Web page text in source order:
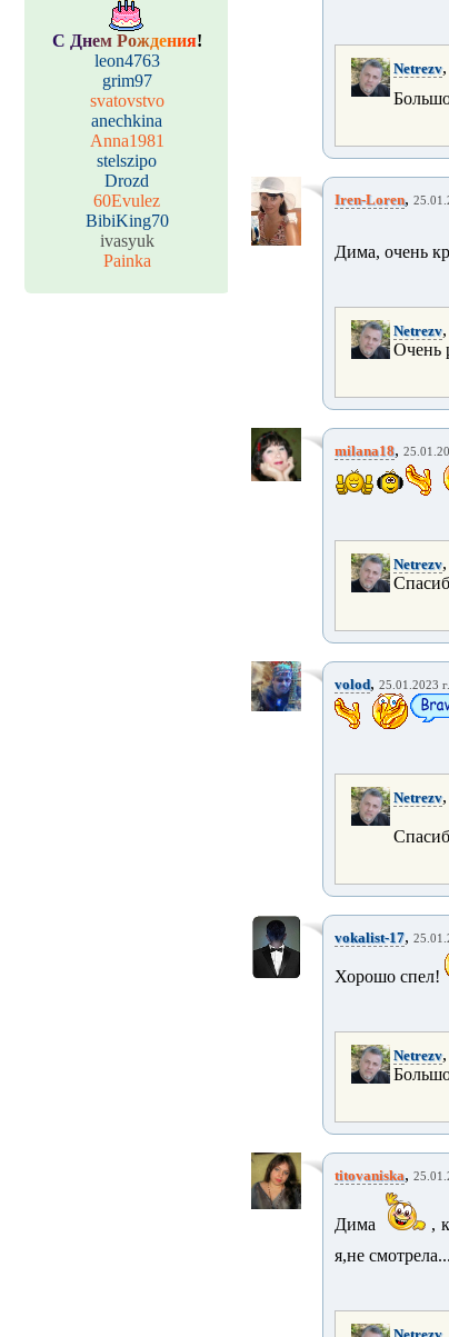
С Днем Рождения!
leon4763
grim97
svatovstvo
anechkina
Anna1981
stelszipo
Drozd
60Evulez
BibiKing70
ivasyuk
Painka
Netrezv,
Iren-Loren,
Дима, очень
Netrezv,
Очень
milana18,
Netrezv,
volod, 25.01.2023
Netrezv,
vokalist-17,
Хорошо спел!
Netrezv,
titovaniska,
Дима ,
я,не
,